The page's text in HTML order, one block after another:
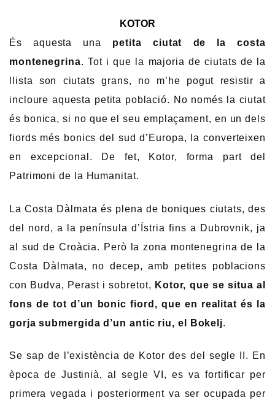
KOTOR
És aquesta una petita ciutat de la costa
montenegrina. Tot i que la majoria de ciutats de la
llista son ciutats grans, no m’he pogut resistir a
incloure aquesta petita població. No només la ciutat
és bonica, si no que el seu emplaçament, en un dels
fiords més bonics del sud d’Europa, la converteixen
en excepcional. De fet, Kotor, forma part del
Patrimoni de la Humanitat.
La Costa Dàlmata és plena de boniques ciutats, des
del nord, a la península d’Ístria fins a Dubrovnik, ja
al sud de Croàcia. Però la zona montenegrina de la
Costa Dàlmata, no decep, amb petites poblacions
con Budva, Perast i sobretot, Kotor, que se situa al
fons de tot d’un bonic fiord, que en realitat és la
gorja submergida d’un antic riu, el Bokelj.
Se sap de l’existència de Kotor des del segle II. En
època de Justinià, al segle VI, es va fortificar per
primera vegada i posteriorment va ser ocupada per